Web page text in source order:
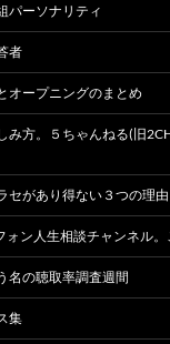
パーソナリティ
者
オープニングのまとめ
み方。５ちゃんねる(旧
セがあり得ない３つの理由
ォン人生相談チャンネル
名の聴取率調査週間
集